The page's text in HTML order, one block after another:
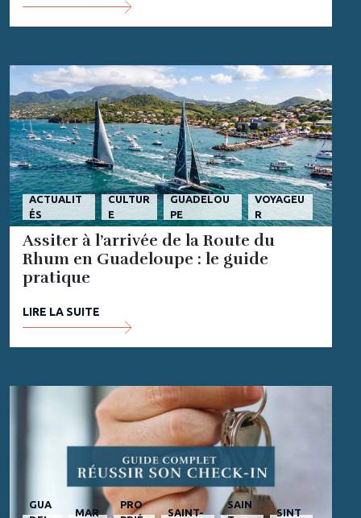
ACTUALIT
ÉS
CULTUR
E
GUADELOU
PE
VOYAGEU
R
Assiter à l’arrivée de la Route du
Rhum en Guadeloupe : le guide
pratique
LIRE LA SUITE
GUA
MAR
PRO
SAINT-
SAIN
SINT